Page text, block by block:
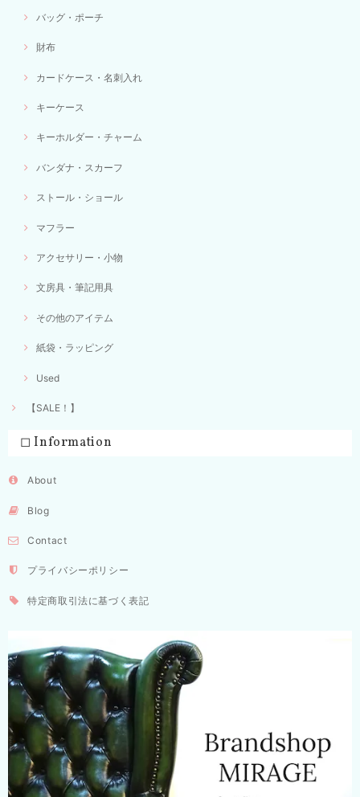
バッグ・ポーチ
財布
カードケース・名刺入れ
キーケース
キーホルダー・チャーム
バンダナ・スカーフ
ストール・ショール
マフラー
アクセサリー・小物
文房具・筆記用具
その他のアイテム
紙袋・ラッピング
Used
【SALE！】
◻︎ Information
About
Blog
Contact
プライバシーポリシー
特定商取引法に基づく表記